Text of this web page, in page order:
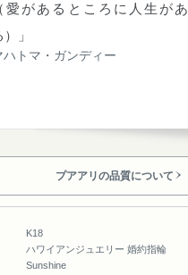
愛があるところに人生があ
）」
ハトマ・ガンディー
プアアリの品質について
K18
ハワイアンジュエリー 婚約指輪
Sunshine